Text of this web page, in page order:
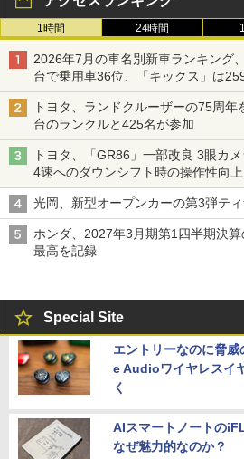
1時間 24時間
2026年7月の車名別新車ランキング
台で乗用車36位、「キックス」は
トヨタ、ランドクルーザーの75周年
台のランクルと425名が参加
トヨタ、「GR86」一部改良 3眼カ
4速へのダウンシフト時の操作性向
光岡、新型オープンカーの第3弾テ
ホンダ、2027年3月期第1四半期決
最高を記録
Special Site
エントリーなのに脅
e Audioワイヤレスイ
く
AIスマートノートの
なぜ魅力的なのか？